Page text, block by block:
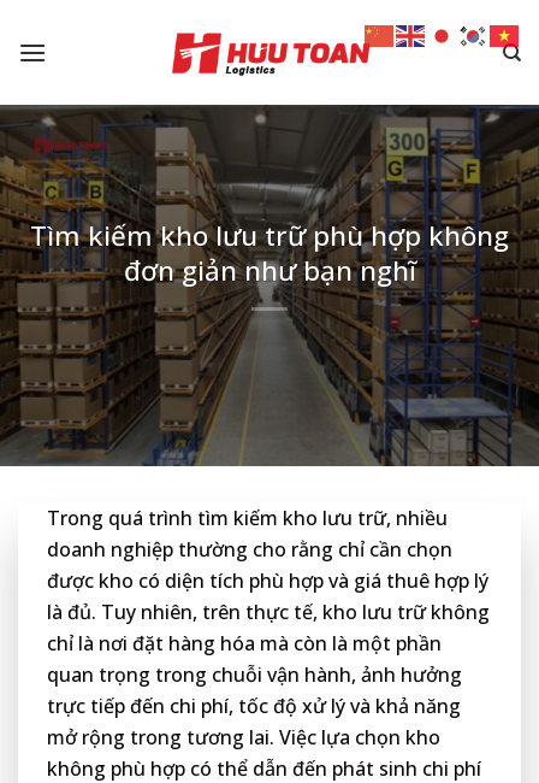
Tìm kiếm kho lưu trữ phù hợp không
đơn giản như bạn nghĩ
Trong quá trình tìm kiếm kho lưu trữ, nhiều
doanh nghiệp thường cho rằng chỉ cần chọn
được kho có diện tích phù hợp và giá thuê hợp lý
là đủ. Tuy nhiên, trên thực tế, kho lưu trữ không
chỉ là nơi đặt hàng hóa mà còn là một phần
quan trọng trong chuỗi vận hành, ảnh hưởng
trực tiếp đến chi phí, tốc độ xử lý và khả năng
mở rộng trong tương lai. Việc lựa chọn kho
không phù hợp có thể dẫn đến phát sinh chi phí